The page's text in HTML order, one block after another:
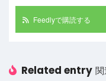
Feedlyで購読する
Related entry